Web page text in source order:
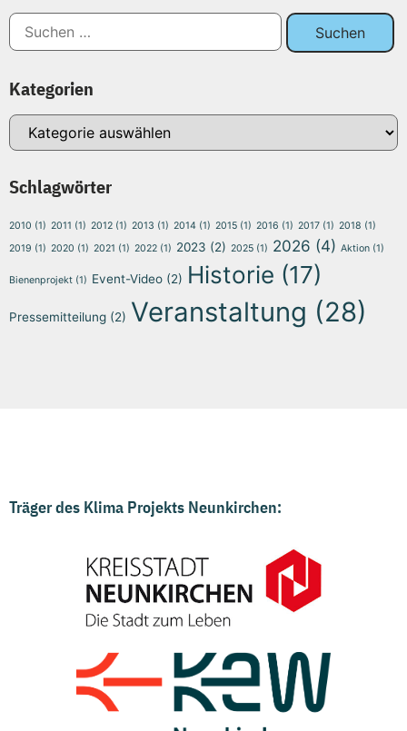
Kategorien
Schlagwörter
2010 (1) 2011 (1) 2012 (1) 2013 (1) 2014 (1) 2015 (1) 2016 (1) 2017 (1) 2018 (1)
2019 (1) 2020 (1) 2021 (1) 2022 (1) 2023 (2) 2025 (1) 2026 (4) Aktion (1)
Bienenprojekt (1) Event-Video (2) Historie (17)
Pressemitteilung (2) Veranstaltung (28)
Träger des Klima Projekts Neunkirchen: